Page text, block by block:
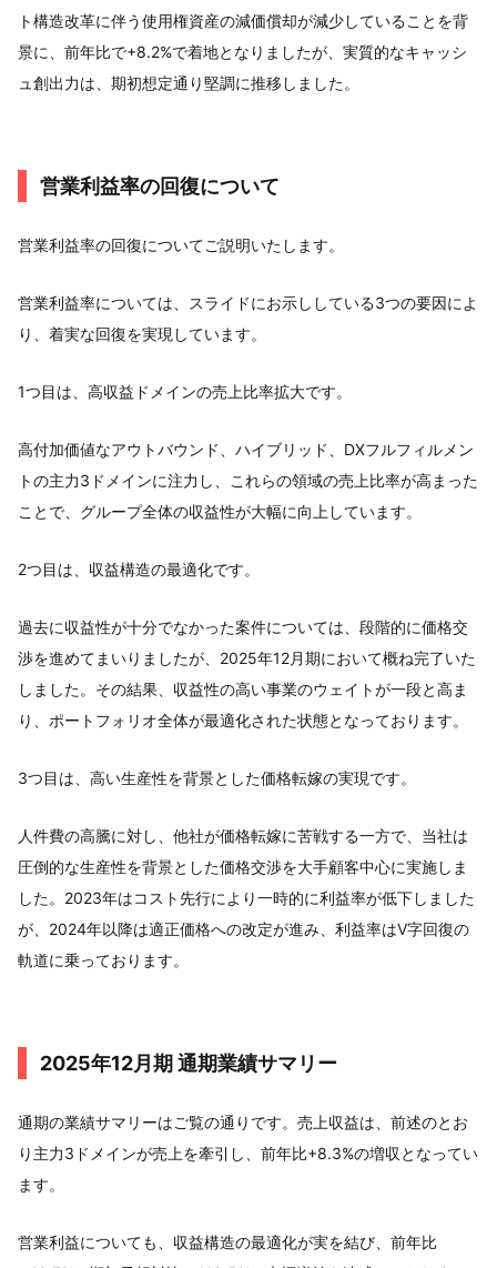
ト構造改革に伴う使用権資産の減価償却が減少していることを背
景に、前年比で+8.2%で着地となりましたが、実質的なキャッシ
ュ創出力は、期初想定通り堅調に推移しました。
営業利益率の回復について
営業利益率の回復についてご説明いたします。
営業利益率については、スライドにお示ししている3つの要因によ
り、着実な回復を実現しています。
1つ目は、高収益ドメインの売上比率拡大です。
高付加価値なアウトバウンド、ハイブリッド、DXフルフィルメン
トの主力3ドメインに注力し、これらの領域の売上比率が高まった
ことで、グループ全体の収益性が大幅に向上しています。
2つ目は、収益構造の最適化です。
過去に収益性が十分でなかった案件については、段階的に価格交
渉を進めてまいりましたが、2025年12月期において概ね完了いた
しました。その結果、収益性の高い事業のウェイトが一段と高ま
り、ポートフォリオ全体が最適化された状態となっております。
3つ目は、高い生産性を背景とした価格転嫁の実現です。
人件費の高騰に対し、他社が価格転嫁に苦戦する一方で、当社は
圧倒的な生産性を背景とした価格交渉を大手顧客中心に実施しま
した。2023年はコスト先行により一時的に利益率が低下しました
が、2024年以降は適正価格への改定が進み、利益率はV字回復の
軌道に乗っております。
2025年12月期 通期業績サマリー
通期の業績サマリーはご覧の通りです。売上収益は、前述のとお
り主力3ドメインが売上を牽引し、前年比+8.3%の増収となってい
ます。
営業利益についても、収益構造の最適化が実を結び、前年比